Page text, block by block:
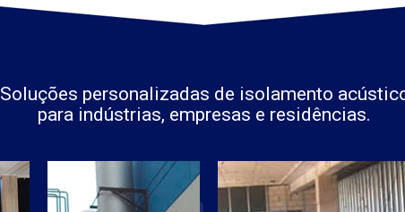
Soluções personalizadas de isolamento
para indústrias, empresas e residências.